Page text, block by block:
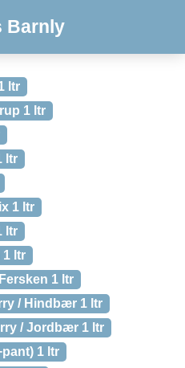
Barnly
ltr
1 ltr
ltr
1 ltr
ltr
1 ltr
1 ltr
/ Hindbær 1 ltr
/ Jordbær 1 ltr
1 ltr